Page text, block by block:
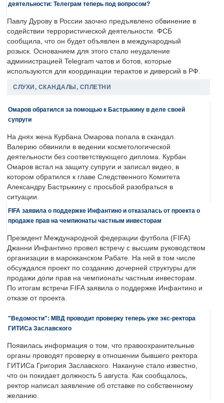
деятельности: Телеграм теперь под вопросом?
Павлу Дурову в России заочно предъявлено обвинение в
содействии террористической деятельности. ФСБ
сообщила, что он будет объявлен в международный
розыск. Основанием для этого стало неудаление
администрацией Telegram чатов и ботов, которые
используются для координации терактов и диверсий в РФ.
СЛУХИ, СКАНДАЛЫ, СПЛЕТНИ
Омаров обратился за помощью к Бастрыкину в деле своей
супруги
На днях жена Курбана Омарова попала в скандал.
Валерию обвинили в ведении косметологической
деятельности без соответствующего диплома. Курбан
Омаров встал на защиту супруги и записал видео, в
котором обратился к главе Следственного Комитета
Александру Бастрыкину с просьбой разобраться в
ситуации.
FIFA заявила о поддержке Инфантино и отказалась от проекта о
продаже прав на чемпионаты частным инвесторам
Президент Международной федерации футбола (FIFA)
Джанни Инфантино провел встречу с высшим руководством
организации в марокканском Рабате. На ней в том числе
обсуждался проект по созданию дочерней структуры для
продажи доли прав на чемпионаты частным инвесторам.
По итогам встречи FIFA заявила о поддержке Инфантино и
отказе от проекта.
"Ведомости": МВД проводит проверку теперь уже экс-ректора
ГИТИСа Заславского
Появилась информация о том, что правоохранительные
органы проводят проверку в отношении бывшего ректора
ГИТИСа Григория Заславского. Накануне стало известно,
что он покидает должность 5 августа. Как сообщалось,
ректор написал заявление об отставке по собственному
желанию.